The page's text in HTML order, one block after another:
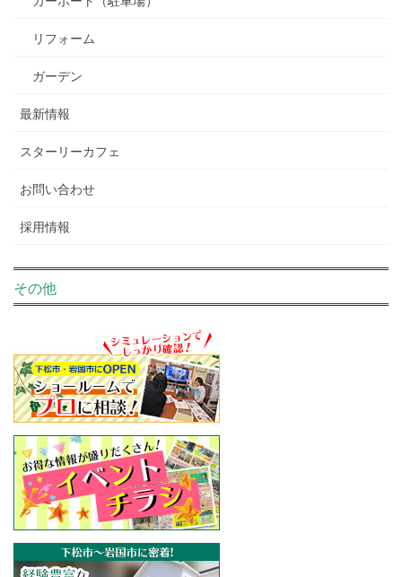
リフォーム
ガーデン
最新情報
スターリーカフェ
お問い合わせ
採用情報
その他